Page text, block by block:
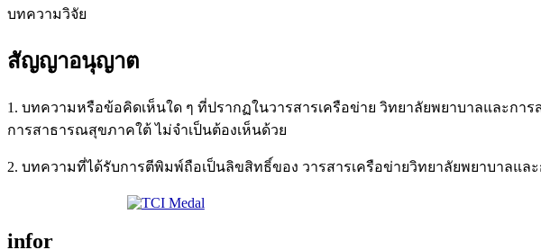
บทความวิจัย
สัญญาอนุญาต
1. บทความหรือข้อคิดเห็นใด ๆ ที่ปรากฏในวารสารเครือข่าย วิทยาลัยพยาบาลและก
การสาธารณสุขภาคใต้ ไม่จำเป็นต้องเห็นด้วย
2. บทความที่ได้รับการตีพิมพ์ถือเป็นลิขสิทธิ์ของ วารสารเครือข่ายวิทยาลัยพยาบาลแ
infor